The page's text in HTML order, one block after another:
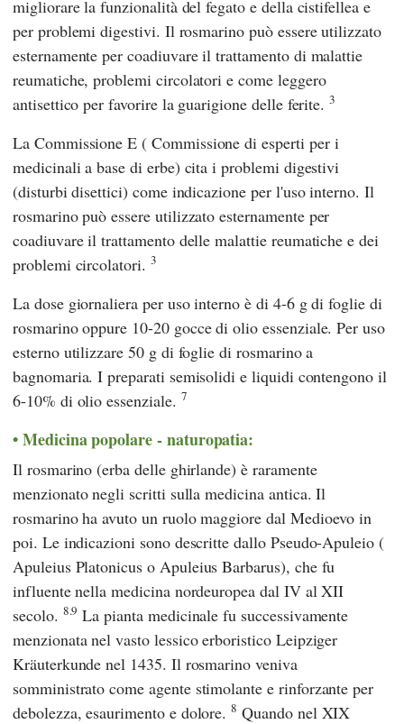
migliorare la funzionalità del fegato e della cistifellea e
per problemi digestivi. Il rosmarino può essere utilizzato
esternamente per coadiuvare il trattamento di malattie
reumatiche, problemi circolatori e come leggero
antisettico per favorire la guarigione delle ferite.3
La Commissione E ( Commissione di esperti per i
medicinali a base di erbe) cita i problemi digestivi
(disturbi disettici) come indicazione per l'uso interno. Il
rosmarino può essere utilizzato esternamente per
coadiuvare il trattamento delle malattie reumatiche e dei
problemi circolatori. 3
La dose giornaliera per uso interno è di 4-6 g di foglie di
rosmarino oppure 10-20 gocce di olio essenziale. Per uso
esterno utilizzare 50 g di foglie di rosmarino a
bagnomaria. I preparati semisolidi e liquidi contengono il
6-10% di olio essenziale. 7
Medicina popolare - naturopatia:
Il rosmarino (erba delle ghirlande) è raramente
menzionato negli scritti sulla medicina antica. Il
rosmarino ha avuto un ruolo maggiore dal Medioevo in
poi. Le indicazioni sono descritte dallo Pseudo-Apuleio (
Apuleius Platonicuso Apuleius Barbarus), che fu
influente nella medicina nordeuropea dal IV al XII
secolo. 8.9 La pianta medicinale fu successivamente
menzionata nel vasto lessico erboristico Leipziger
Kräuterkunde nel 1435. Il rosmarino veniva
somministrato come agente stimolante e rinforzante per
debolezza, esaurimento e dolore.8 Quando nel XIX